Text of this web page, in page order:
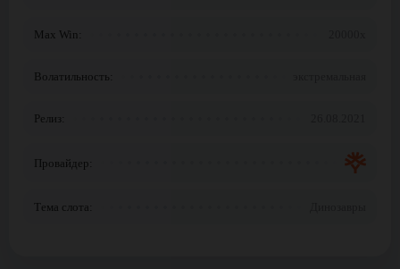
Max Win:
Волатильность:
Релиз:
Провайдер:
Тема слота: